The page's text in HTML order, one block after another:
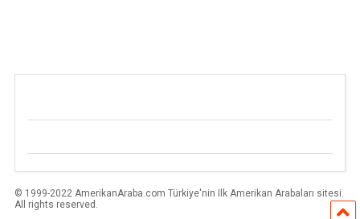
© 1999-2022 AmerikanAraba.com Türkiye'nin Ilk Amerikan Arabaları sitesi.
All rights reserved.